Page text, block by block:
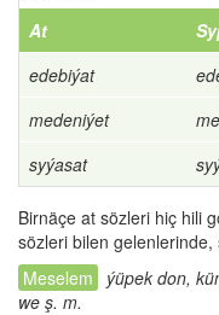
At
edebiýat
medeniýet
syýasat
Birnäçe at sözleri hiç hili
sözleri bilen
ýüpek don,
we ş. m.